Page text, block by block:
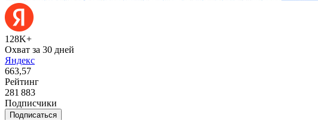
128K+
Охват за 30 дней
Яндекс
663,57
Рейтинг
281 883
Подписчики
Подписаться